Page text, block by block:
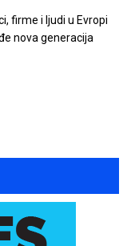
firme i ljudi u Evropi
nova generacija